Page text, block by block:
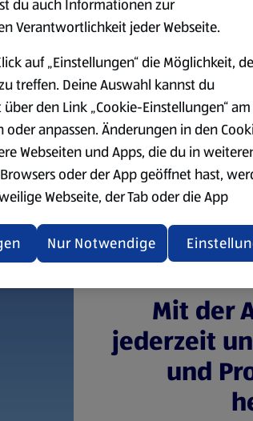
Milchprodukte &
Eier
Mit der
jederzeit
und
du auch Informationen zur
Verantwortlichkeit jeder Webseite.
auf „Einstellungen“ die Möglichkeit,
treffen. Deine Auswahl kannst du
den Link „Cookie-Einstellungen“
anpassen. Änderungen in den
Webseiten und Apps, die du in
oder der App geöffnet hast,
Webseite, der Tab oder die App
und anschließend wieder geöffnet
Verfügung.
und Datenschutzerklärungen
Nur Notwendige